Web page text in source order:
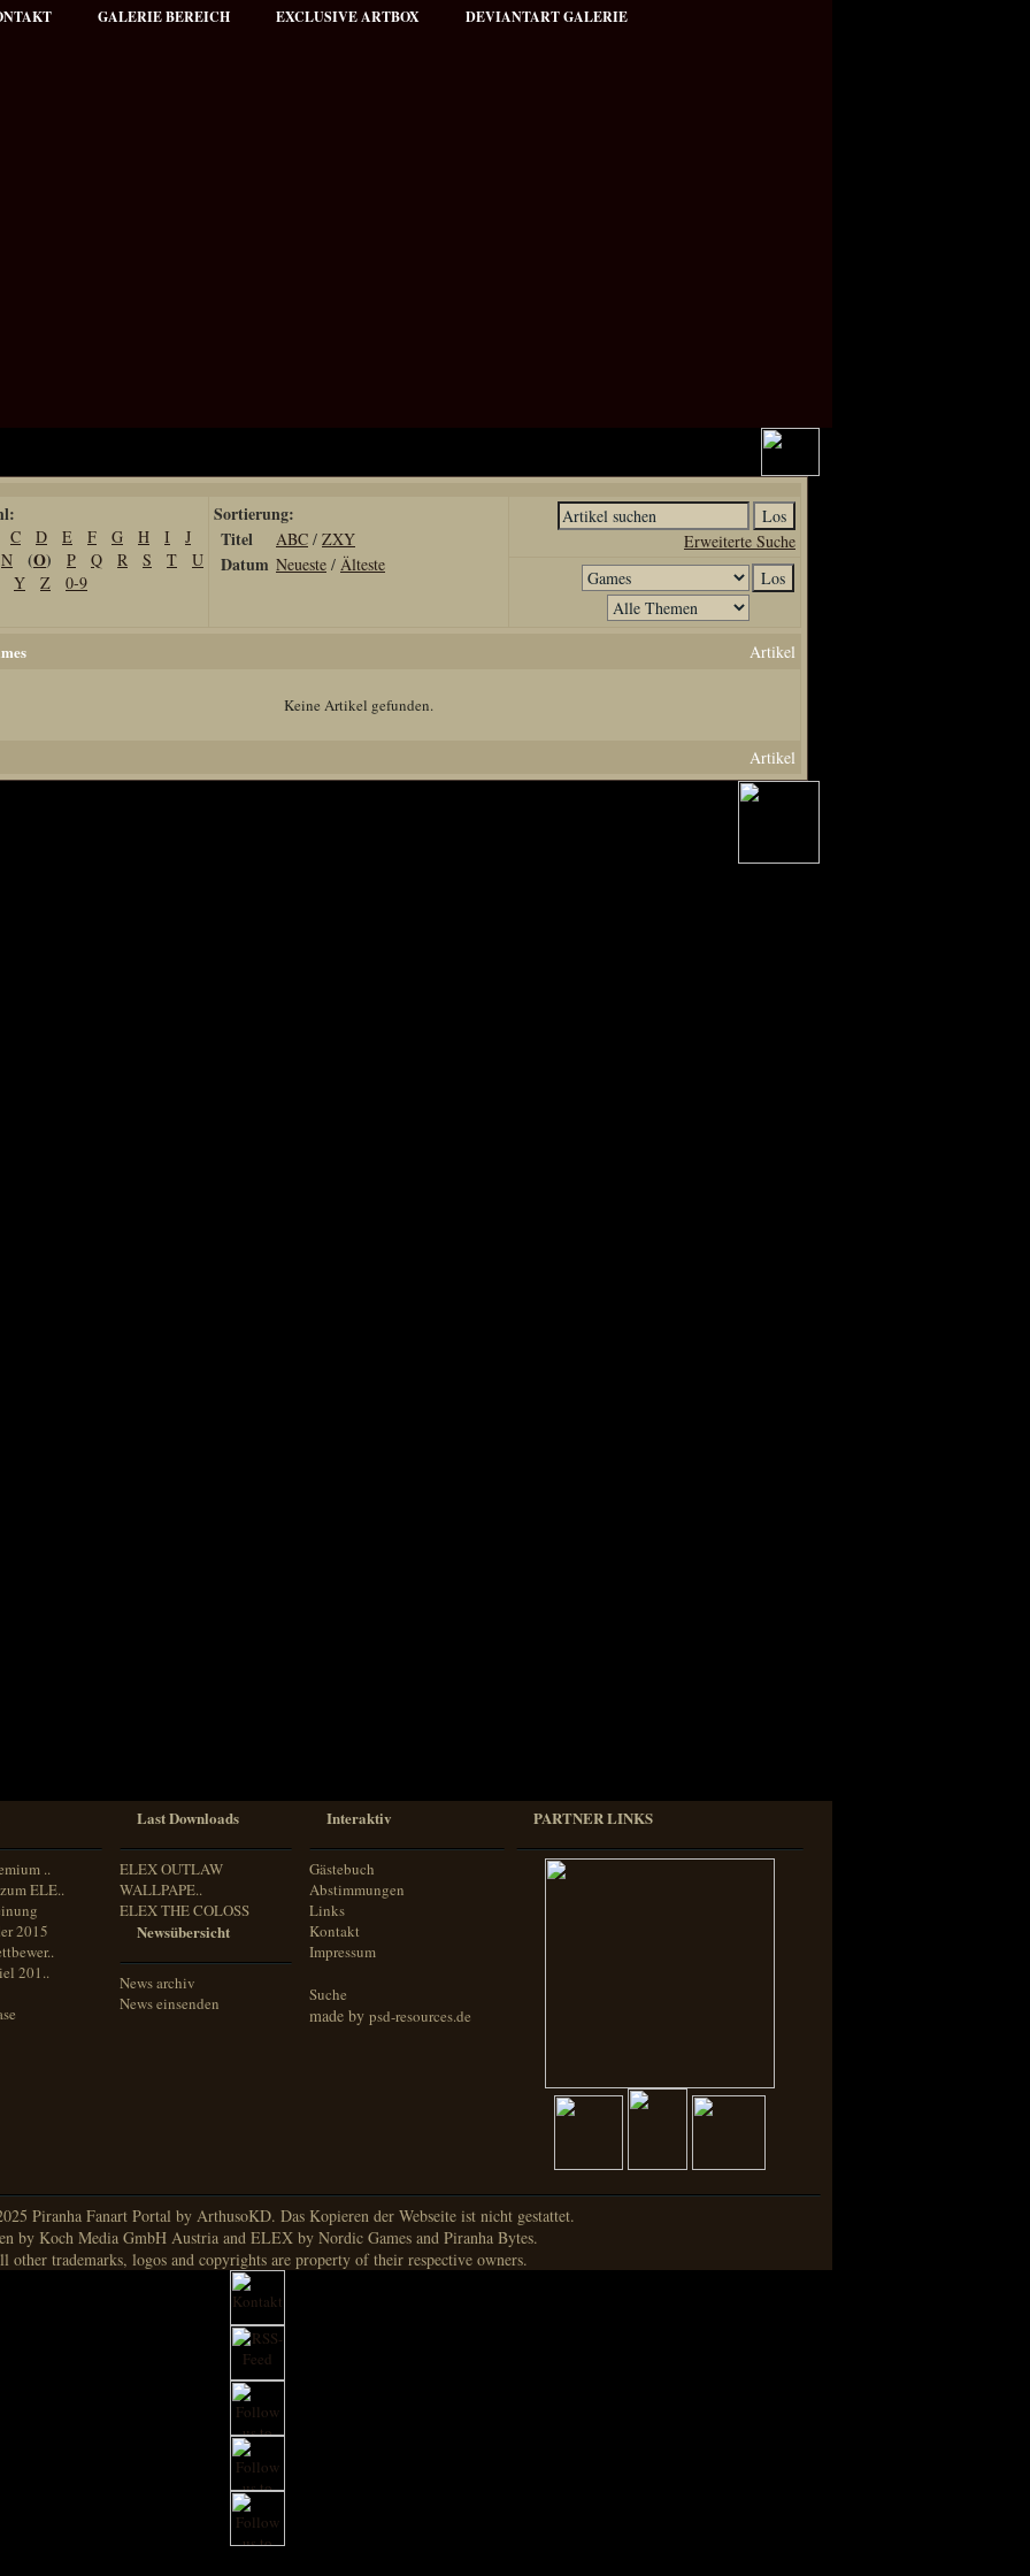
GALERIE BEREICH EXCLUSIVE ARTBOX DEVIANTART GALERIE
C D E F G H I
J
N (O) P Q R S T
U
Y Z 0-9
Sortierung:
Titel
ABC / ZXY
Datum Neueste / Älteste
Erweiterte Suche
Artikel
Keine Artikel gefunden.
Artikel
..
ELE..
2015
201..
Last Downloads
ELEX OUTLAW
WALLPAPE..
ELEX THE COLOSS
Newsübersicht
News archiv
News einsenden
Interaktiv
Gästebuch
Abstimmungen
Links
Kontakt
Impressum
Suche
made by psd-resources.de
PARTNER LINKS
Piranha Fanart Portal by ArthusoKD. Das Kopieren der Webseite ist nicht gestattet.
by Koch Media GmbH Austria and ELEX by Nordic Games and Piranha Bytes.
other trademarks, logos and copyrights are property of their respective owners.